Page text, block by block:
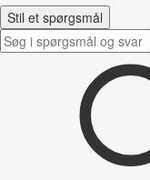
Stil et spørgsmål